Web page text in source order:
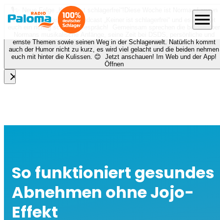
🎙️✨ Neue Folge „Keiner ist schlagerfrei“!
Diese Woche ist Norman Langen
bei Nora zu Gast beim Podcast „Keiner ist schlagerfrei“ und es erwartet
euch ein richtig schönes Gespräch! Gemeinsam sprechen die beiden über
Normans musikalische Anfänge, seine Zeit bei DSDS, persönliche und
ernste Themen sowie seinen Weg in der Schlagerwelt. Natürlich kommt
auch der Humor nicht zu kurz, es wird viel gelacht und die beiden nehmen
euch mit hinter die Kulissen. 😊 Jetzt anschauen! Im Web und der App!
Öffnen
close
menu
So funktioniert gesundes
Abnehmen ohne Jojo-
Effekt